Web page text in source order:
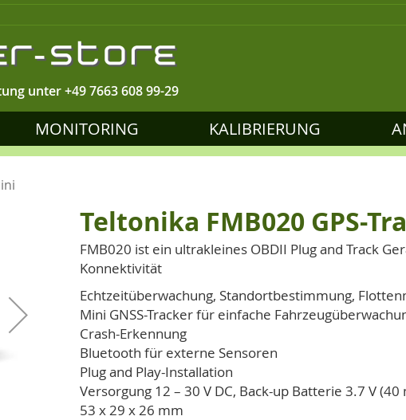
unter+49 7663 608 99-29
MONITORING KALIBRIERUNG
Teltonika FMB020 GPS-
FMB020 ist ein ultrakleines OBDII Plug and Track
Konnektivität
Echtzeitüberwachung, Standortbestimmung,
Mini GNSS-Tracker für einfache
Crash-Erkennung
Bluetooth für externe Sensoren
Plug and Play-Installation
Versorgung 12 – 30 V DC, Back-up Batterie 3.7 V (40
53 x 29 x 26 mm